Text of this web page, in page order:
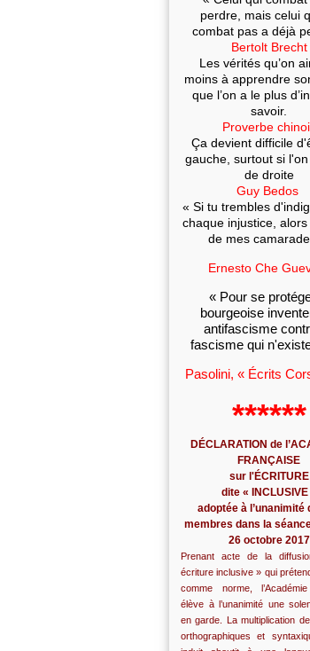
perdre, mais celui
combat pas a déjà
Bertolt Brecht
Les vérités qu’on
moins à apprendre
que l’on a le plus
savoir.
Proverbe
Ça devient difficile
gauche, surtout si
de droite
Guy Bedos
« Si tu trembles
chaque injustice,
de mes
Ernesto Che
« Pour se
bourgeoise
antifascisme
fascisme qui
Pasolini, « Écrits
******
DÉCLARATION de
FRANÇAISE
sur l'ÉCRITURE
dite « INCLUSIVE
adoptée à l’unanimité
membres dans la
26 octobre 2017
Prenant acte de la
écriture inclusive » qui
comme norme,
élève à l’unanimité une
en garde. La multiplication
orthographiques et